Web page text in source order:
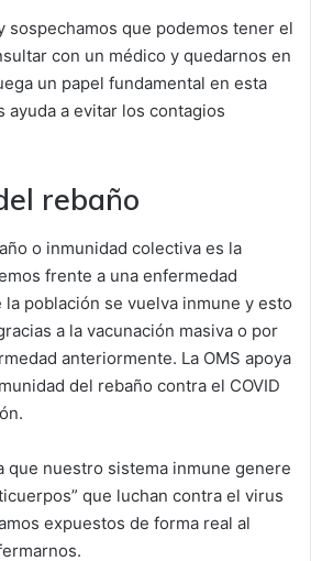
sospechamos que podemos tener el
con un médico y quedarnos en
un papel fundamental en esta
ayuda a evitar los contagios
rebaño
o inmunidad colectiva es la
frente a una enfermedad
población se vuelva inmune y esto
a la vacunación masiva o por
anteriormente. La OMS apoya
del rebaño contra el COVID
que nuestro sistema inmune genere
que luchan contra el virus
expuestos de forma real al